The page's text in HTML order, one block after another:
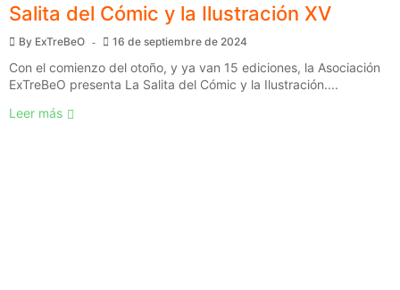
Salita del Cómic y la Ilustración XV
By ExTreBeO 16 de septiembre de 2024
Con el comienzo del otoño, y ya van 15 ediciones, la Asociación
ExTreBeO presenta La Salita del Cómic y la Ilustración....
Leer más